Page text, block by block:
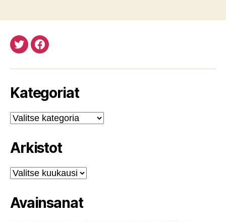
TwitteristäFacebookista
Kategoriat
Kategoriat
Arkistot
Arkistot
Avainsanat